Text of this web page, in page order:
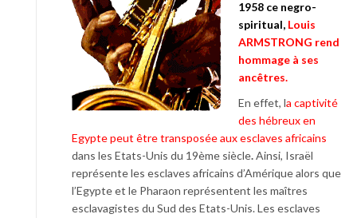
1958 ce negro-
spiritual, Louis
ARMSTRONG rend
hommage à ses
ancêtres.
En effet, la captivité
des hébreux en
Egypte peut être transposée aux esclaves africains
dans les Etats-Unis du 19ème siècle.Ainsi, Israël
représente les esclaves africains d’Amérique alors que
l’Egypte et le Pharaon représentent les maîtres
esclavagistes du Sud des Etats-Unis. Les esclaves